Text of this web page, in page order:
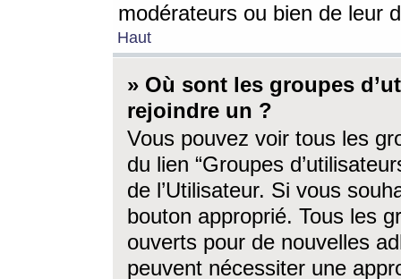
modérateurs ou bien de leur
Haut
» Où sont les groupes
rejoindre un ?
Vous pouvez voir tous les
du lien “Groupes
de l’Utilisateur. Si vous
bouton approprié. Tous les
ouverts pour de nouvelles
peuvent nécessiter une